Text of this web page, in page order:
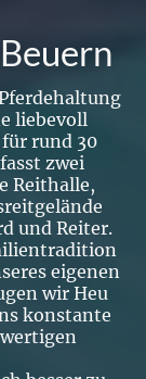
liebevoll
rund 30
zwei
Reithalle,
und Reiter.
eigenen
wir Heu
konstante